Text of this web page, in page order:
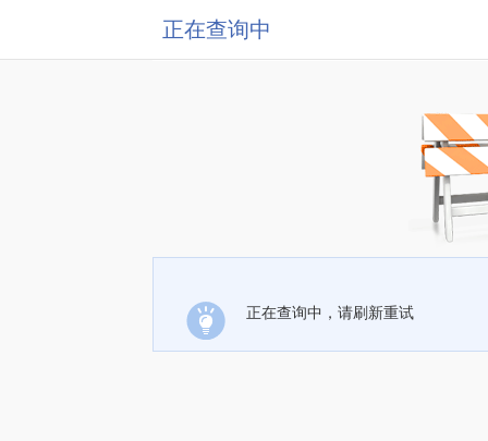
正在查询中
正在查询中，请刷新重试